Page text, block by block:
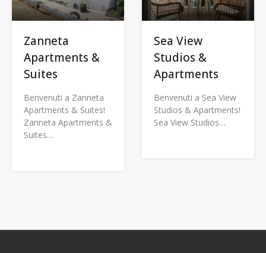
Zanneta
Apartments &
Suites
Benvenuti a Zanneta
Apartments & Suites!
Zanneta Apartments &
Suites…
Sea View
Studios &
Apartments
Benvenuti a Sea View
Studios & Apartments!
Sea View Studios…